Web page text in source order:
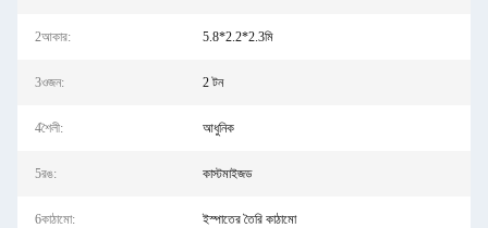
2আকার: 5.8*2.2*2.3মি
3ওজন: 2 টন
4শৈলী: আধুনিক
5রঙ: কাস্টমাইজড
6কাঠামো: ইস্পাতের তৈরি কাঠামো